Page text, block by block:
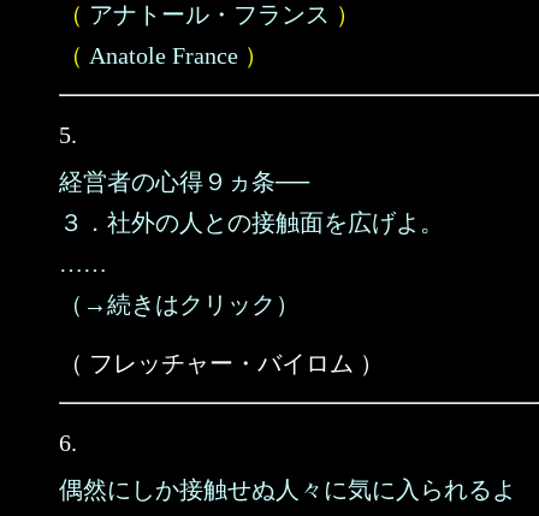
（ アナトール・フランス ）
（ Anatole France ）
5.
経営者の心得９ヵ条──
３．社外の人との接触面を広げよ。
……
（→続きはクリック）
（ フレッチャー・バイロム ）
6.
偶然にしか接触せぬ人々に気に入られるよ